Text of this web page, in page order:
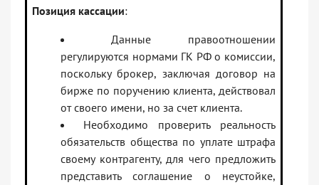
Позиция кассации:
Данные правоотношении
регулируются нормами ГК РФ о комиссии,
поскольку брокер, заключая договор на
бирже по поручению клиента, действовал
от своего имени, но за счет клиента.
Необходимо проверить реальность
обязательств общества по уплате штрафа
своему контрагенту, для чего предложить
представить соглашение о неустойке,